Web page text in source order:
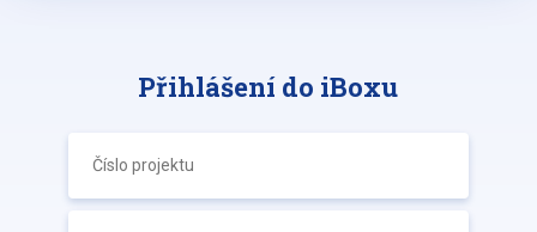
Přihlášení do iBoxu